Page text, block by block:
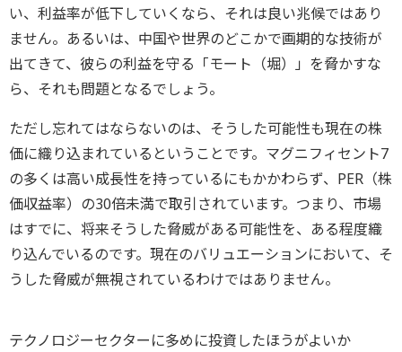
い、利益率が低下していくなら、それは良い兆候ではあり
ません。あるいは、中国や世界のどこかで画期的な技術が
出てきて、彼らの利益を守る「モート（堀）」を脅かすな
ら、それも問題となるでしょう。
ただし忘れてはならないのは、そうした可能性も現在の株
価に織り込まれているということです。マグニフィセント7
の多くは高い成長性を持っているにもかかわらず、PER（株
価収益率）の30倍未満で取引されています。つまり、市場
はすでに、将来そうした脅威がある可能性を、ある程度織
り込んでいるのです。現在のバリュエーションにおいて、そ
うした脅威が無視されているわけではありません。
テクノロジーセクターに多めに投資したほうがよいか